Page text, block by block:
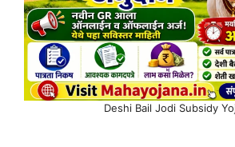
Deshi Bail Jodi Subsidy